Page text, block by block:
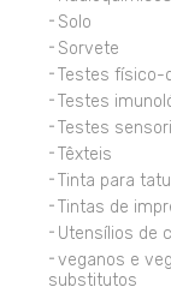
Solo
Sorvete
Testes físico-
Testes
Testes
Têxteis
Tinta para
Tintas de
Utensílios de
veganos e
substitutos